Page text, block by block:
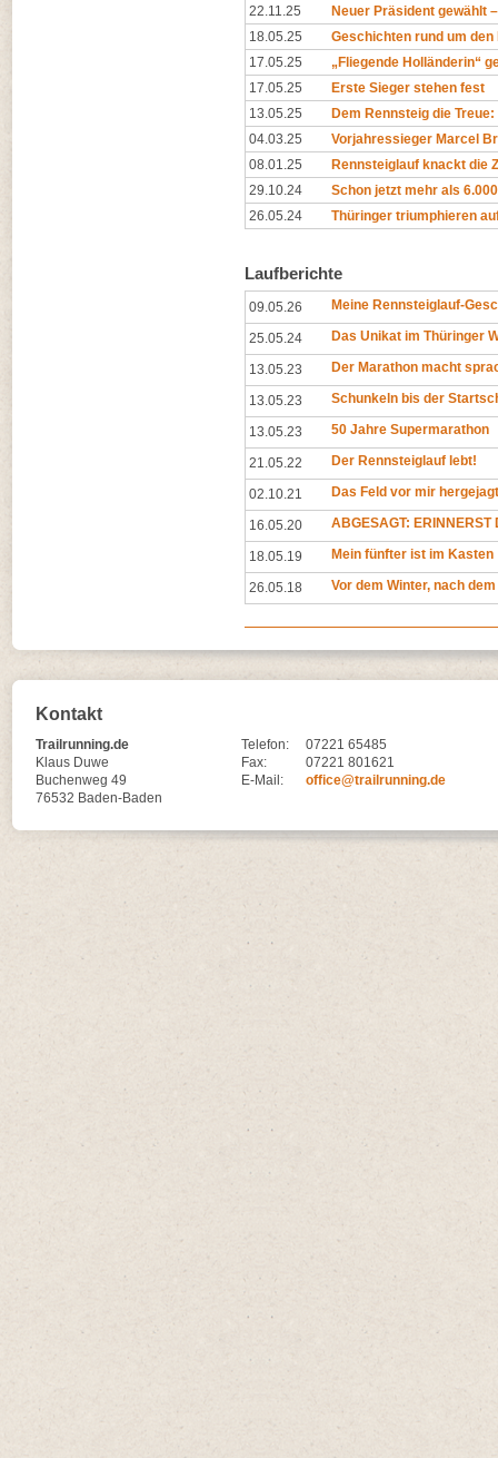
22.11.25
Neuer Präsident gewählt
18.05.25
Geschichten rund um den
17.05.25
„Fliegende Holländerin“
17.05.25
Erste Sieger stehen fest
13.05.25
Dem Rennsteig die
04.03.25
Vorjahressieger Marcel
08.01.25
Rennsteiglauf knackt die
29.10.24
Schon jetzt mehr als
26.05.24
Thüringer triumphieren
Laufberichte
09.05.26 Meine Rennsteiglauf-
25.05.24 Das Unikat im Thüringer
13.05.23 Der Marathon macht
13.05.23 Schunkeln bis der
13.05.23 50 Jahre Supermarathon
21.05.22 Der Rennsteiglauf lebt!
02.10.21 Das Feld vor mir hergejagt
16.05.20 ABGESAGT: ERINNERST
18.05.19 Mein fünfter ist im Kasten
26.05.18 Vor dem Winter, nach
Kontakt
Trailrunning.de
Klaus Duwe
Buchenweg 49
76532 Baden-Baden
Telefon:
07221 65485
Fax:
07221 801621
E-Mail:
office@trailrunning.de